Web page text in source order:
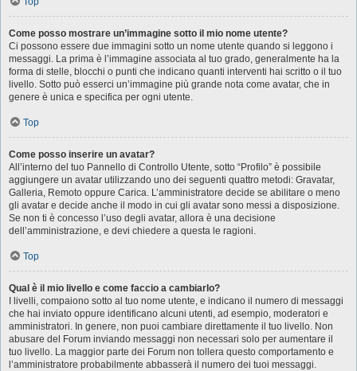
Come posso mostrare un’immagine sotto il mio nome utente?
Ci possono essere due immagini sotto un nome utente quando si leggono i
messaggi. La prima è l’immagine associata al tuo grado, generalmente ha la
forma di stelle, blocchi o punti che indicano quanti interventi hai scritto o il tuo
livello. Sotto può esserci un’immagine più grande nota come avatar, che in
genere è unica e specifica per ogni utente.
Top
Come posso inserire un avatar?
All’interno del tuo Pannello di Controllo Utente, sotto “Profilo” è possibile
aggiungere un avatar utilizzando uno dei seguenti quattro metodi: Gravatar,
Galleria, Remoto oppure Carica. L’amministratore decide se abilitare o meno
gli avatar e decide anche il modo in cui gli avatar sono messi a disposizione.
Se non ti è concesso l’uso degli avatar, allora è una decisione
dell’amministrazione, e devi chiedere a questa le ragioni.
Top
Qual è il mio livello e come faccio a cambiarlo?
I livelli, compaiono sotto al tuo nome utente, e indicano il numero di messaggi
che hai inviato oppure identificano alcuni utenti, ad esempio, moderatori e
amministratori. In genere, non puoi cambiare direttamente il tuo livello. Non
abusare del Forum inviando messaggi non necessari solo per aumentare il
tuo livello. La maggior parte dei Forum non tollera questo comportamento e
l’amministratore probabilmente abbasserà il numero dei tuoi messaggi.